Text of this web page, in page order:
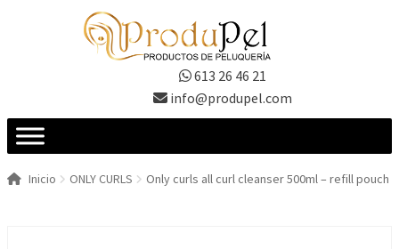
613 26 46 21
info@produpel.com
Inicio ONLY CURLS Only curls all curl cleanser 500ml – refill pouch